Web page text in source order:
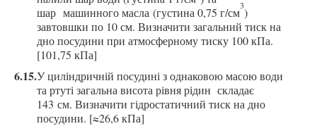
шар машинного масла (густина 0,75 г/см
3
)
завтовшки по 10 см. Визначити загальний тиск на
дно посудини при атмосферному тиску 100 кПа.
[101,75 кПа]
6.15.У циліндричній посудині з однаковою масою води
та ртуті загальна висота рівня рідин складає
143 см. Визначити гідростатичний тиск на дно
посудини. [≈26,6 кПа]